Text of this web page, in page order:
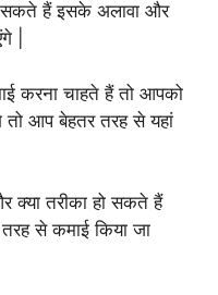
हैं इसके अलावा और
|
करना चाहते हैं तो आपको
तो आप बेहतर तरह से यहां
क्या तरीका हो सकते हैं
से कमाई किया जा